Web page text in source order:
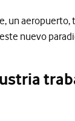
un aeropuerto,
nuevo